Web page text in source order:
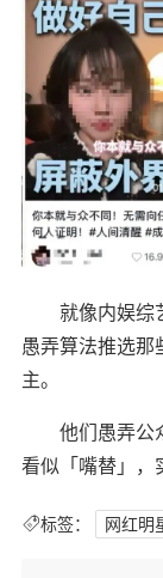
就像内娱综艺
愚弄算法推选那
主。
他们愚弄公众
看似「嘴替」，
标签： 网红明